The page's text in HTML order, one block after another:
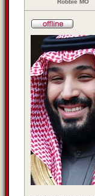
Robbie MO